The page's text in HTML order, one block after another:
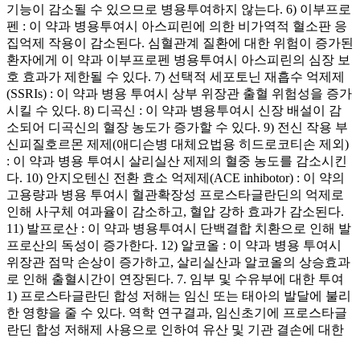
기능이 감소될 수 있으므로 병용투여하지 않는다. 6) 이부프로
펜 : 이 약과 병용투여시 아스피린에 의한 비가역적 혈소판 응
집억제 작용이 감소된다. 심혈관계 질환에 대한 위험이 증가된
환자에게 이 약과 이부프로펜 병용투여시 아스피린의 심장 보
호 효과가 제한될 수 있다. 7) 선택적 세포토닌 재흡수 억제제
(SSRIs) : 이 약과 병용 투여시 상부 위장관 출혈 위험성을 증가
시킬 수 있다. 8) 디곡신 : 이 약과 병용투여시 신장 배설이 감
소되어 디곡신의 혈장 농도가 증가할 수 있다. 9) 전신 작용 부
신피질호르몬 제제(애디슨병 대체요법용 히드로코티손 제외)
: 이 약과 병용 투여시 살리실산 제제의 혈중 농도를 감소시킨
다. 10) 안지오텐신 전환 효소 억제제(ACE inhibotor) : 이 약의
고용량과 병용 투여시 혈관확장성 프로스타글란딘의 억제로
인해 사구체 여과율이 감소하고, 혈압 강하 효과가 감소된다.
11) 발프로산 : 이 약과 병용투여시 단백결합 치환으로 인해 발
프로산의 독성이 증가한다. 12) 알코올 : 이 약과 병용 투여시
위장관 점막 손상이 증가하고, 살리실산과 알코올의 상승효과
로 인해 출혈시간이 연장된다. 7. 임부 및 수유부에 대한 투여
1) 프로스타글란딘 합성 저해는 임신 또는 태아의 발달에 불리
한 영향을 줄 수 있다. 역학 연구결과, 임신초기에 프로스타글
란딘 합성 저해제 사용으로 인하여 유산 및 기관 결손에 대한